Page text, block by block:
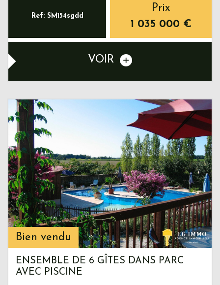
Ref: SM154sgdd
Prix
1 035 000 €
VOIR
Bien vendu
ENSEMBLE DE 6 GÎTES DANS PARC
AVEC PISCINE